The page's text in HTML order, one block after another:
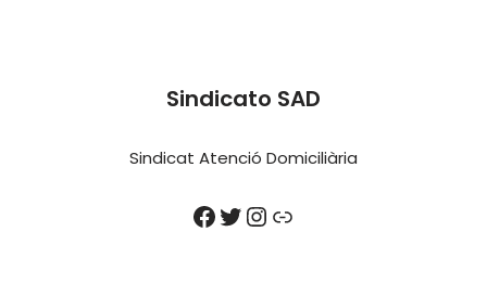
Sindicato SAD
Sindicat Atenció Domiciliària